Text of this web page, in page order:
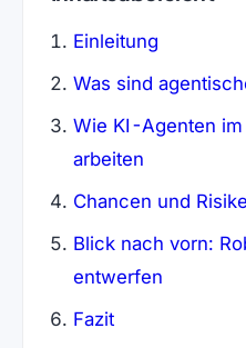
Einleitung
Was sind
Wie KI-Agenten
arbeiten
Chancen und
Blick nach vorn:
entwerfen
Fazit